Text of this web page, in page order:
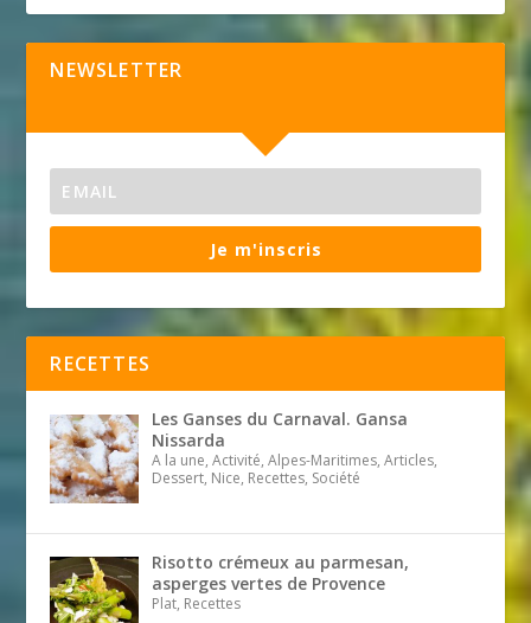
NEWSLETTER
Je m'inscris
RECETTES
Les Ganses du Carnaval. Gansa
Nissarda
A la une, Activité, Alpes-Maritimes, Articles,
Dessert, Nice, Recettes, Société
Risotto crémeux au parmesan,
asperges vertes de Provence
Plat, Recettes